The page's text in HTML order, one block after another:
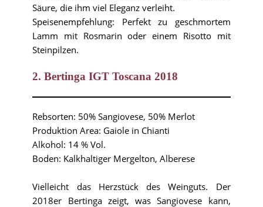
Säure, die ihm viel Eleganz verleiht.
Speisenempfehlung: Perfekt zu geschmortem
Lamm mit Rosmarin oder einem Risotto mit
Steinpilzen.
2. Bertinga IGT Toscana 2018
Rebsorten: 50% Sangiovese, 50% Merlot
Produktion Area: Gaiole in Chianti
Alkohol: 14 % Vol.
Boden: Kalkhaltiger Mergelton, Alberese
Vielleicht das Herzstück des Weinguts. Der
2018er Bertinga zeigt, was Sangiovese kann,